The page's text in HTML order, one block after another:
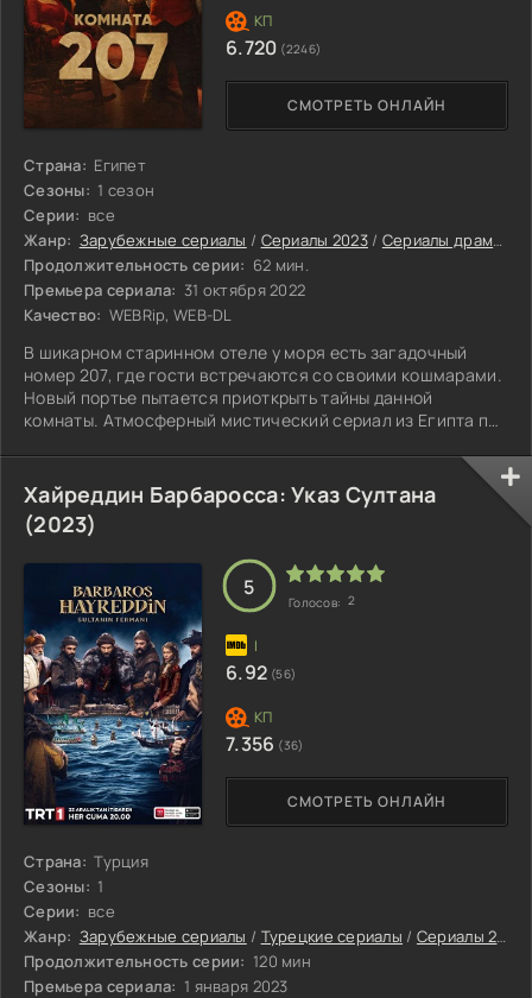
Страна: Египет
Сезоны: 1 сезон
Серии: все
Жанр: Зарубежные сериалы / Сериалы 2023/ Сериалы драмы 2023
Продолжительность серии: 62 мин.
Премьера сериала: 31 октября 2022
Качество: WEBRip, WEB-DL
В шикарном старинном отеле у моря есть загадочный
номер 207, где гости встречаются со своими кошмарами.
Новый портье пытается приоткрыть тайны данной
комнаты. Атмосферный мистический сериал из Египта по
Тауфика.
СМОТРЕТЬ ОНЛАЙН
6.720 (2246)
Хайреддин Барбаросса: Указ Султана
(2023)
Страна: Турция
Сезоны: 1
Серии: все
Жанр: Зарубежные сериалы / Турецкие сериалы / Сериалы 2023
Продолжительность серии: 120 мин
Премьера сериала: 1 января 2023
СМОТРЕТЬ ОНЛАЙН
5
Голосов: 2
6.92 (56)
7.356 (36)